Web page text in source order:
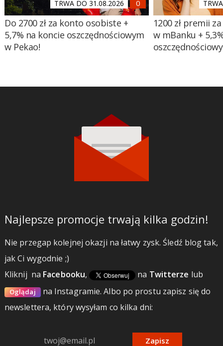
TRWA DO 31.08.2026
Do 2700 zł za konto osobiste +
5,7% na koncie oszczędnościowym
w Pekao!
1200 zł premii
w mBanku +
Najlepsze promocje trwają kilka godzin!
Nie przegap kolejnej okazji na łatwy zysk. Śledź blog tak,
jak Ci wygodnie ;)
Kliknij na Facebooku, na Twitterze lub
Oglądaj na Instagramie.Albo po prostu zapisz się do
newslettera, który wysyłam co kilka dni:
Zapisz